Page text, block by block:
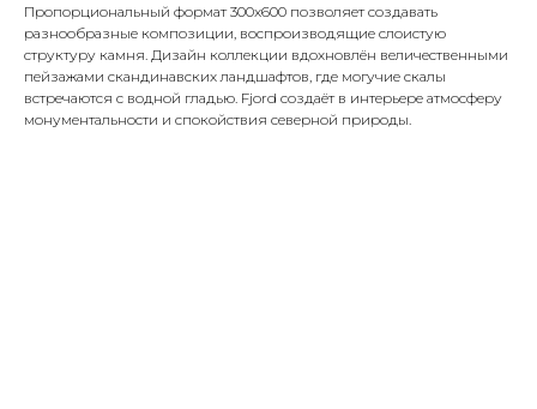
Пропорциональный формат 300x600 позволяет создавать
разнообразные композиции, воспроизводящие слоистую
структуру камня. Дизайн коллекции вдохновлён величественными
пейзажами скандинавских ландшафтов, где могучие скалы
встречаются с водной гладью. Fjord создаёт в интерьере атмосферу
монументальности и спокойствия северной природы.